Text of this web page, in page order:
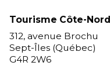
Tourisme Côte-
312, avenue Brochu
Sept-Îles (Québec)
G4R 2W6